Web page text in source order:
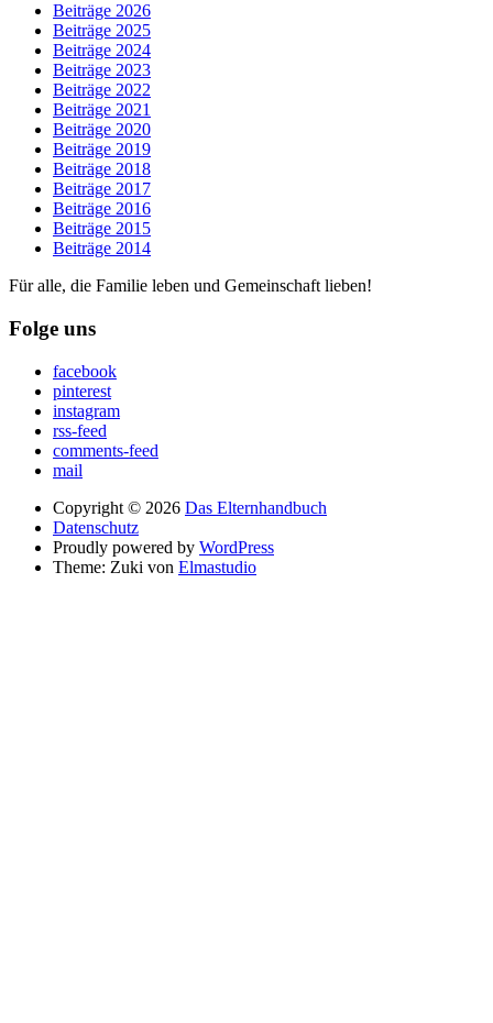
Beiträge 2026
Beiträge 2025
Beiträge 2024
Beiträge 2023
Beiträge 2022
Beiträge 2021
Beiträge 2020
Beiträge 2019
Beiträge 2018
Beiträge 2017
Beiträge 2016
Beiträge 2015
Beiträge 2014
Für alle, die Familie leben und Gemeinschaft lieben!
Folge uns
facebook
pinterest
instagram
rss-feed
comments-feed
mail
Copyright © 2026 Das Elternhandbuch
Datenschutz
Proudly powered by WordPress
Theme: Zuki von Elmastudio